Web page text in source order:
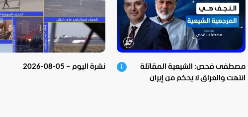
مصطفى فحص: الشيعية المقاتلة
انتهت والعراق لا يحكم من إيران
نشرة اليوم – 05-08-2026